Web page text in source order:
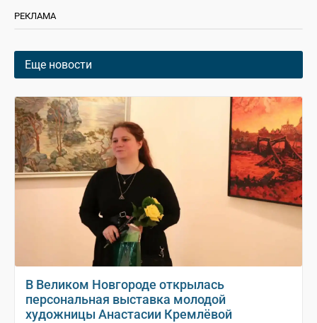
РЕКЛАМА
Еще новости
В Великом Новгороде открылась
персональная выставка молодой
художницы Анастасии Кремлёвой